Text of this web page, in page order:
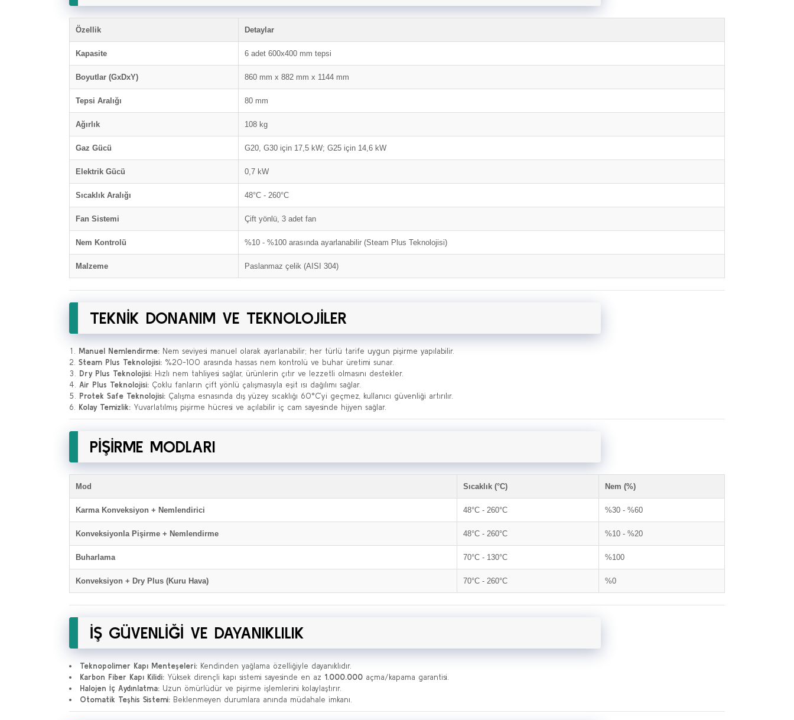
Özellik Detaylar
Kapasite 6 adet 600x400 mm tepsi
Boyutlar (GxDxY) 860 mm x 882 mm x 1144 mm
Tepsi Aralığı 80 mm
Ağırlık 108 kg
Gaz Gücü G20, G30 için 17,5 kW; G25 için 14,6 kW
Elektrik Gücü 0,7 kW
Sıcaklık Aralığı 48°C - 260°C
Fan Sistemi Çift yönlü, 3 adet fan
Nem Kontrolü %10 - %100 arasında ayarlanabilir (Steam Plus Teknolojisi)
Malzeme Paslanmaz çelik (AISI 304)
TEKNİK DONANIM VE TEKNOLOJİLER
Manuel Nemlendirme: Nem seviyesi manuel olarak ayarlanabilir; her türlü tarife uygun pişirme yapılabilir.
Steam Plus Teknolojisi: %20-100 arasında hassas nem kontrolü ve buhar üretimi sunar.
Dry Plus Teknolojisi: Hızlı nem tahliyesi sağlar, ürünlerin çıtır ve lezzetli olmasını destekler.
Air Plus Teknolojisi: Çoklu fanların çift yönlü çalışmasıyla eşit ısı dağılımı sağlar.
Protek Safe Teknolojisi: Çalışma esnasında dış yüzey sıcaklığı 60°C’yi geçmez, kullanıcı güvenliği artırılır.
Kolay Temizlik: Yuvarlatılmış pişirme hücresi ve açılabilir iç cam sayesinde hijyen sağlar.
PİŞİRME MODLARI
Mod Sıcaklık (°C) Nem (%)
Karma Konveksiyon + Nemlendirici 48°C - 260°C %30 - %60
Konveksiyonla Pişirme + Nemlendirme 48°C - 260°C %10 - %20
Buharlama 70°C - 130°C %100
Konveksiyon + Dry Plus (Kuru Hava) 70°C - 260°C %0
İŞ GÜVENLİĞİ VE DAYANIKLILIK
Teknopolimer Kapı Menteşeleri: Kendinden yağlama özelliğiyle dayanıklıdır.
Karbon Fiber Kapı Kilidi: Yüksek dirençli kapı sistemi sayesinde en az 1.000.000 açma/kapama garantisi.
Halojen İç Aydınlatma: Uzun ömürlüdür ve pişirme işlemlerini kolaylaştırır.
Otomatik Teşhis Sistemi: Beklenmeyen durumlara anında müdahale imkanı.